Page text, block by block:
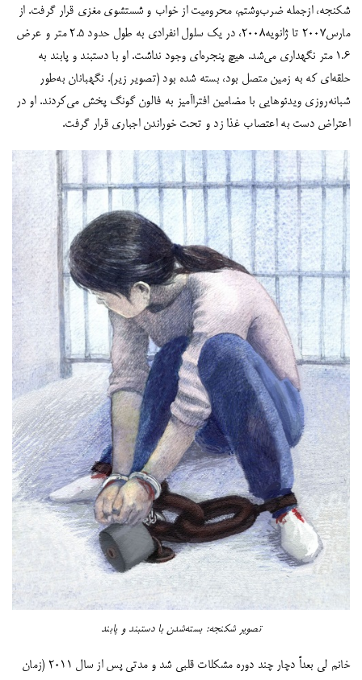
شکنجه، ازجمله ضرب‌وشتم، محرومیت از خواب و شستشوی مغزی قرار گرفت. از
مارس۲۰۰۷ تا ژانویه۲۰۰۸، در یک سلول انفرادی به طول حدود ۲.۵ متر و عرض
۱.۶ متر نگهداری می‌شد. هیچ پنجره‌ای وجود نداشت. او با دستبند و پابند به
حلقه‌ای که به زمین متصل بود، بسته شده بود (تصویر زیر). نگهبانان به‌طور
شبانه‌روزی ویدئوهایی با مضامین افتراآمیز به فالون گونگ پخش می‌کردند. او در
اعتراض دست به اعتصاب غذا زد و تحت خوراندن اجباری قرار گرفت.
تصویر شکنجه: بسته‌شدن با دستبند و پابند
خانم لی بعداً دچار چند دوره مشکلات قلبی شد و مدتی پس از سال ۲۰۱۱ (زمان